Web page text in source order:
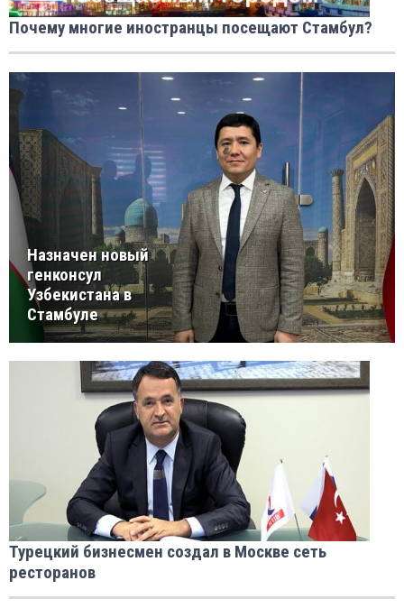
Почему многие иностранцы посещают Стамбул?
Назначен новый
генконсул
Узбекистана в
Стамбуле
Турецкий бизнесмен создал в Москве сеть
ресторанов